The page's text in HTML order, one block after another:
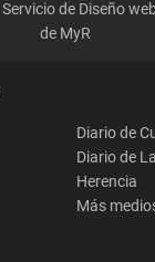
Servicio de Diseño web
de MyR
Diario de
Diario de
Herencia
Más